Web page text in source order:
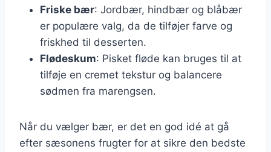
Friske bær: Jordbær, hindbær og blåbær
er populære valg, da de tilføjer farve og
friskhed til desserten.
Flødeskum: Pisket fløde kan bruges til at
tilføje en cremet tekstur og balancere
sødmen fra marengsen.
Når du vælger bær, er det en god idé at gå
efter sæsonens frugter for at sikre den bedste